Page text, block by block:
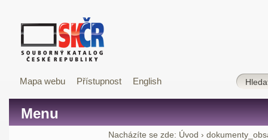
Mapa webu Přístupnost English
Menu
Nacházíte se zde: Úvod ›